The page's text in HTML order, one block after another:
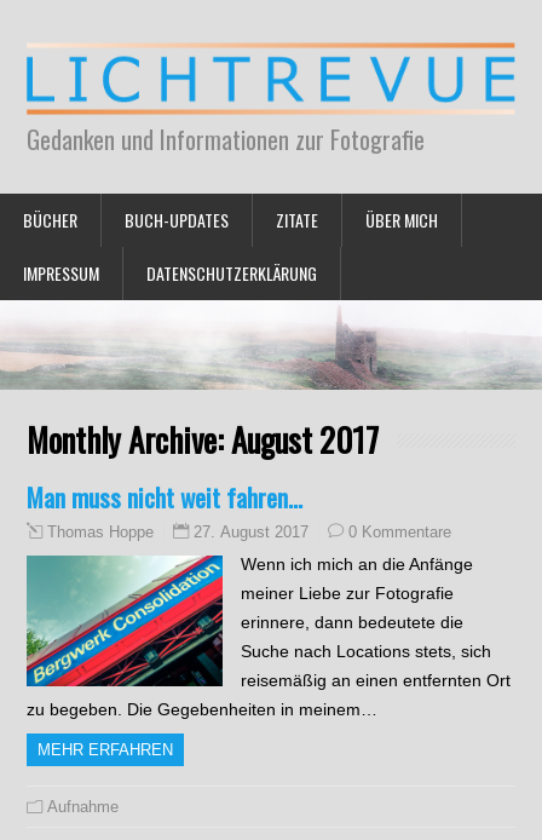
Gedanken und Informationen zur Fotografie
BÜCHER BUCH-UPDATES ZITATE ÜBER MICH
IMPRESSUM DATENSCHUTZERKLÄRUNG
Monthly Archive:August 2017
Man muss nicht weit fahren…
Thomas Hoppe 27. August 2017 0 Kommentare
Wenn ich mich an die Anfänge
meiner Liebe zur Fotografie
erinnere, dann bedeutete die
Suche nach Locations stets, sich
reisemäßig an einen entfernten Ort
zu begeben. Die Gegebenheiten in meinem…
MEHR ERFAHREN
Aufnahme